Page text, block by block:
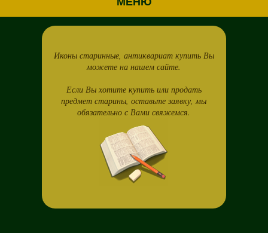
Иконы старинные, антиквариат купить Вы
можете на нашем сайте.
Если Вы хотите купить или продать
предмет старины, оставьте заявку, мы
обязательно с Вами свяжемся.